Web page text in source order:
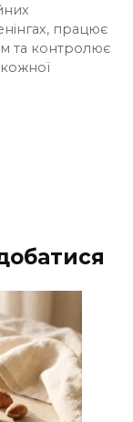
працює
та контролює
кожної